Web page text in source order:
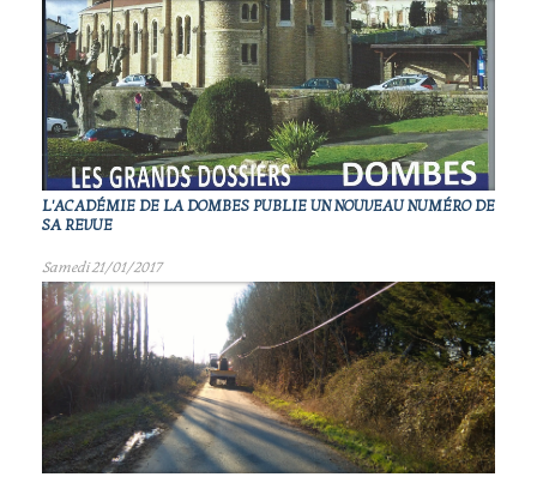
L'ACADÉMIE DE LA DOMBES PUBLIE UN NOUVEAU NUMÉRO DE
SA REVUE
Samedi 21/01/2017